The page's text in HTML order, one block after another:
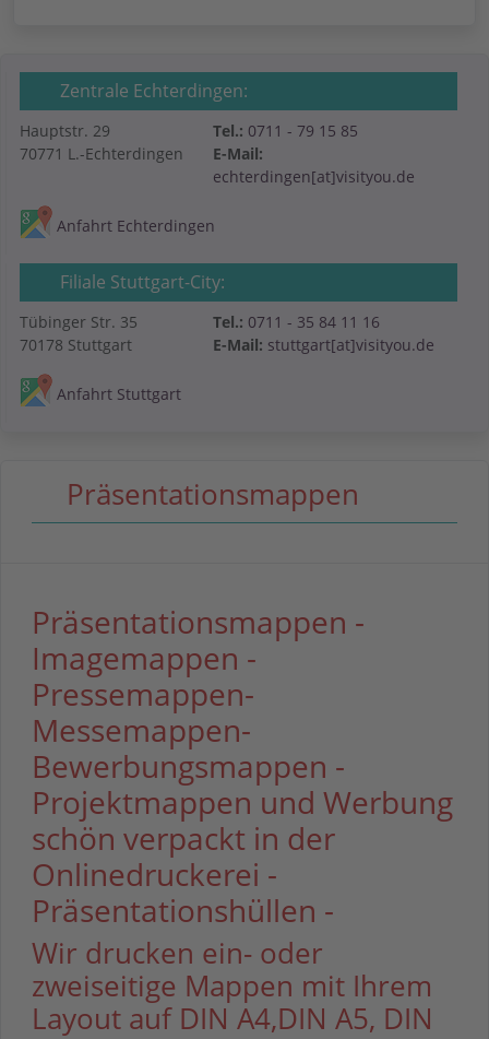
Zentrale Echterdingen:
Hauptstr. 29
70771 L.-Echterdingen
Tel.: 0711 - 79 15 85
E-Mail:
echterdingen[at]visityou.de
Anfahrt Echterdingen
Filiale Stuttgart-City:
Tübinger Str. 35
70178 Stuttgart
Tel.: 0711 - 35 84 11 16
E-Mail: stuttgart[at]visityou.de
Anfahrt Stuttgart
Präsentationsmappen
Präsentationsmappen -
Imagemappen -
Pressemappen-
Messemappen-
Bewerbungsmappen -
Projektmappen und Werbung
schön verpackt in der
Onlinedruckerei -
Präsentationshüllen -
Wir drucken ein- oder
zweiseitige Mappen mit Ihrem
Layout auf DIN A4,DIN A5, DIN